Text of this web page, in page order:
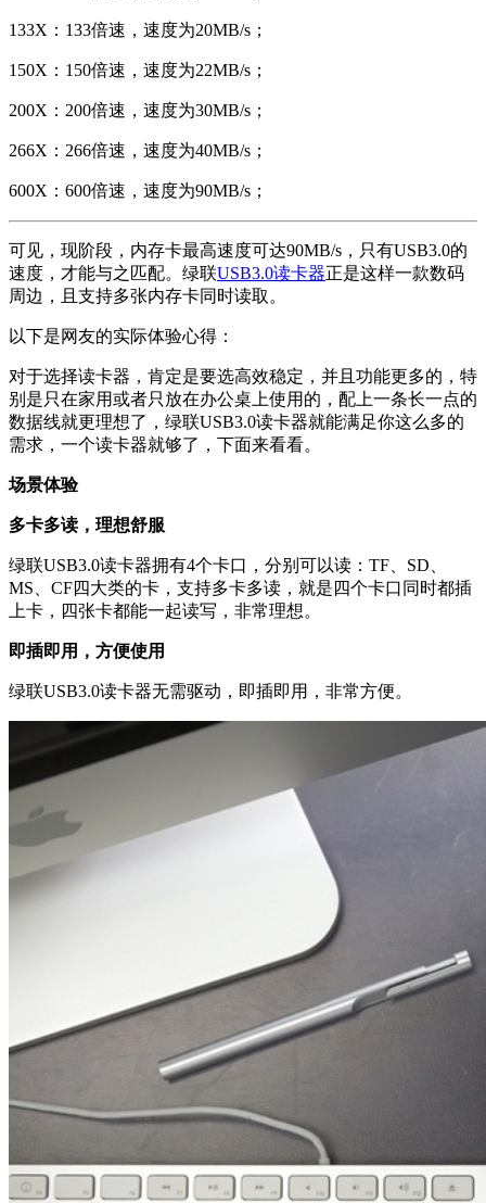
133X：133倍速，速度为20MB/s；
150X：150倍速，速度为22MB/s；
200X：200倍速，速度为30MB/s；
266X：266倍速，速度为40MB/s；
600X：600倍速，速度为90MB/s；
可见，现阶段，内存卡最高速度可达90MB/s，只有USB3.0的
速度，才能与之匹配。绿联USB3.0读卡器正是这样一款数码
周边，且支持多张内存卡同时读取。
以下是网友的实际体验心得：
对于选择读卡器，肯定是要选高效稳定，并且功能更多的，特
别是只在家用或者只放在办公桌上使用的，配上一条长一点的
数据线就更理想了，绿联USB3.0读卡器就能满足你这么多的
需求，一个读卡器就够了，下面来看看。
场景体验
多卡多读，理想舒服
绿联USB3.0读卡器拥有4个卡口，分别可以读：TF、SD、
MS、CF四大类的卡，支持多卡多读，就是四个卡口同时都插
上卡，四张卡都能一起读写，非常理想。
即插即用，方便使用
绿联USB3.0读卡器无需驱动，即插即用，非常方便。